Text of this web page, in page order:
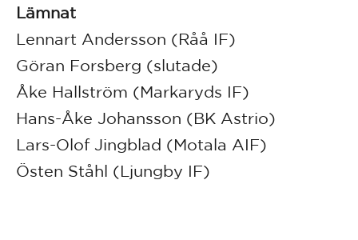
Lämnat
Lennart Andersson (Råå IF)
Göran Forsberg (slutade)
Åke Hallström (Markaryds IF)
Hans-Åke Johansson (BK Astrio)
Lars-Olof Jingblad (Motala AIF)
Östen Ståhl (Ljungby IF)